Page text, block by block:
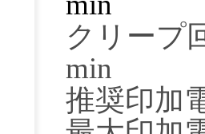
クリープ
min
推奨印加